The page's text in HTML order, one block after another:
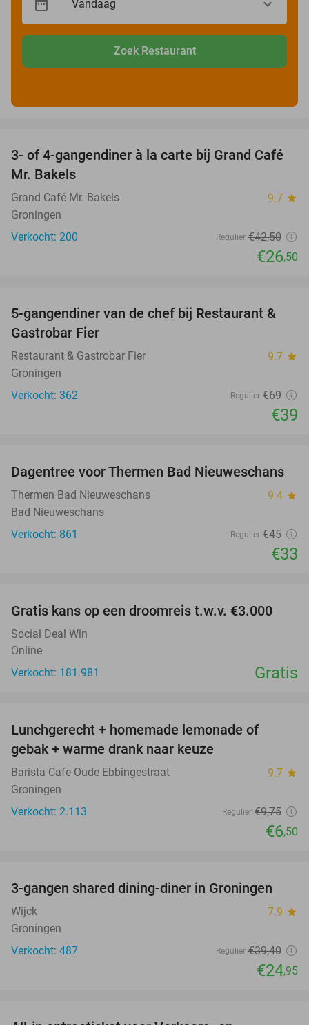
Zoek Restaurant
38%
3- of 4-gangendiner à la carte bij Grand Café
Mr. Bakels
Grand Café Mr. Bakels 9.7 star
Groningen
Verkocht: 200
Regulier €42,50
€26,50
43%
5-gangendiner van de chef bij Restaurant &
Gastrobar Fier
Restaurant & Gastrobar Fier 9.7 star
Groningen
Verkocht: 362
Regulier €69
€39
27%
Dagentree voor Thermen Bad Nieuweschans
Thermen Bad Nieuweschans 9.4 star
Bad Nieuweschans
Verkocht: 861
Regulier €45
€33
Gratis kans op een droomreis t.w.v. €3.000
Social Deal Win
Online
Verkocht: 181.981
Gratis
Lunchgerecht + homemade lemonade of
gebak + warme drank naar keuze
Barista Cafe Oude Ebbingestraat 9.7 star
Groningen
Verkocht: 2.113
Regulier €9,75
€6,50
37%
3-gangen shared dining-diner in Groningen
Wijck 7.9 star
Groningen
Verkocht: 487
Regulier €39,40
€24,95